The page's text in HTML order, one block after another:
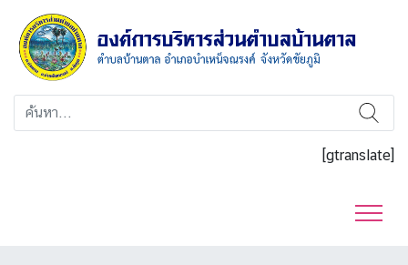
[gtranslate]